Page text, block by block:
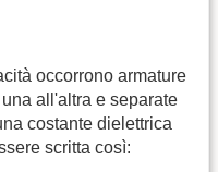
occorrono armature
all'altra e separate
costante dielettrica
scritta così: